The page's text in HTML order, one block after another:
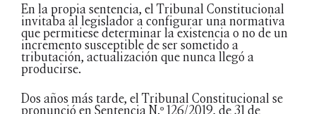
En la propia sentencia, el Tribunal Constitucional
invitaba al legislador a configurar una normativa
que permitiese determinar la existencia o no de un
incremento susceptible de ser sometido a
tributación, actualización que nunca llegó a
producirse.
Dos años más tarde, el Tribunal Constitucional se
pronunció en Sentencia N.º 126/2019, de 31 de